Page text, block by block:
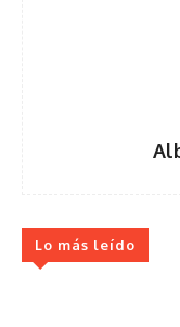
Lo más leído